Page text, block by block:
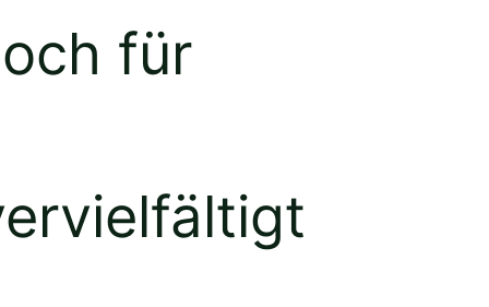
für